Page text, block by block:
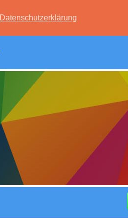
Datenschutzerklärung